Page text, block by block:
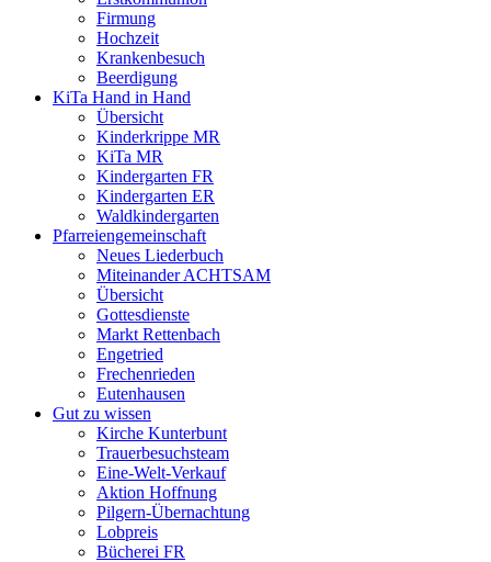
Firmung
Hochzeit
Krankenbesuch
Beerdigung
KiTa Hand in Hand
Übersicht
Kinderkrippe MR
KiTa MR
Kindergarten FR
Kindergarten ER
Waldkindergarten
Pfarreiengemeinschaft
Neues Liederbuch
Miteinander ACHTSAM
Übersicht
Gottesdienste
Markt Rettenbach
Engetried
Frechenrieden
Eutenhausen
Gut zu wissen
Kirche Kunterbunt
Trauerbesuchsteam
Eine-Welt-Verkauf
Aktion Hoffnung
Pilgern-Übernachtung
Lobpreis
Bücherei FR